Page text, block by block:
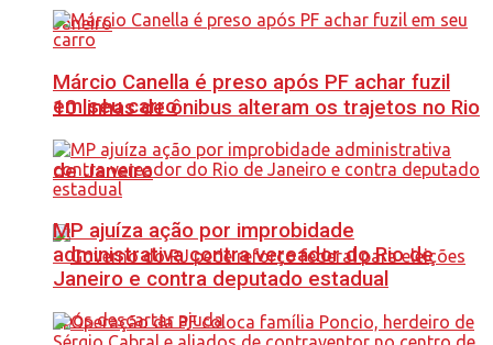
10 linhas de ônibus alteram os trajetos no Rio
de Janeiro
Márcio Canella é preso após PF achar fuzil
em seu carro
MP ajuíza ação por improbidade
administrativa contra vereador do Rio de
Janeiro e contra deputado estadual